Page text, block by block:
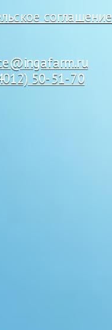
соглашение
50-51-70